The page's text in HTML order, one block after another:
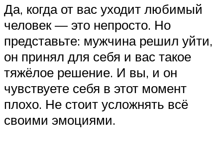
Да, когда от вас уходит любимый
человек — это непросто. Но
представьте: мужчина решил уйти,
он принял для себя и вас такое
тяжёлое решение. И вы, и он
чувствуете себя в этот момент
плохо. Не стоит усложнять всё
своими эмоциями.